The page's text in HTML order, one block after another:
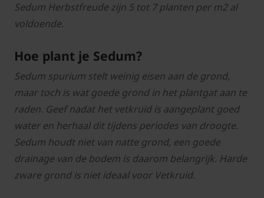
Sedum Herbstfreude zijn 5 tot 7 planten per m2 al
voldoende.
Hoe plant je Sedum?
Sedum spurium stelt weinig eisen aan de grond,
maar toch is wat goede grond in het plantgat aan te
raden. Geef nadat het vetkruid is aangeplant goed
water en herhaal dit tijdens periodes van droogte.
Sedum houdt niet van natte grond, een goede
drainage van de bodem is daarom belangrijk. Harde
zware grond is niet ideaal voor Vetkruid.